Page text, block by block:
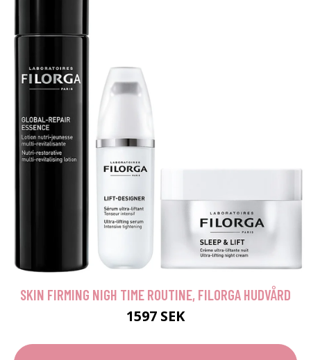
SKIN FIRMING NIGH TIME ROUTINE, FILORGA HUDVÅRD
1597 SEK